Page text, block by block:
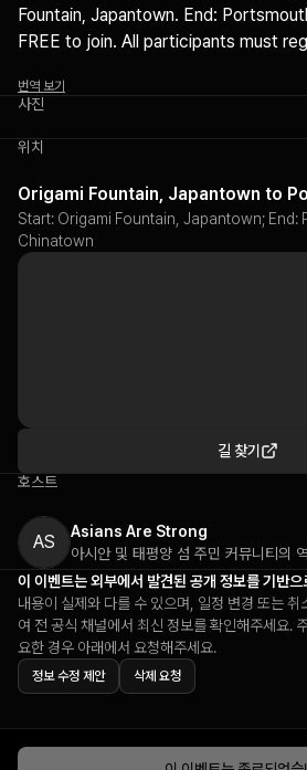
Fountain, Japantown. End:
FREE to join. All participants must
번역 보기
사진
위치
Start: Origami Fountain, Japantown; End:
Chinatown
길 찾기
호스트
AS
Asians Are Strong
이 이벤트는 외부에서 발견된 공개 정보를 기반
내용이 실제와 다를 수 있으며, 일정 변경 또는
여 전 공식 채널에서 최신 정보를 확인해주세요.
요한 경우 아래에서 요청해주세요.
정보 수정 제안 삭제 요청